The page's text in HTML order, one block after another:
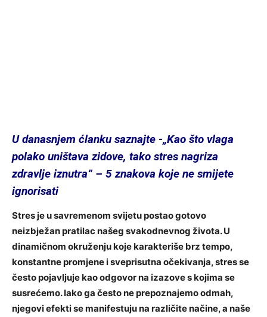
U danasnjem ćlanku saznajte -„Kao što vlaga
polako uništava zidove, tako stres nagriza
zdravlje iznutra“ – 5 znakova koje ne smijete
ignorisati
Stres je u savremenom svijetu postao gotovo
neizbježan pratilac našeg svakodnevnog života. U
dinamičnom okruženju koje karakteriše brz tempo,
konstantne promjene i sveprisutna očekivanja, stres se
često pojavljuje kao odgovor na izazove s kojima se
susrećemo. Iako ga često ne prepoznajemo odmah,
njegovi efekti se manifestuju na različite načine, a naše